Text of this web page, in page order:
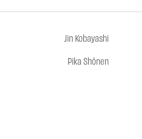
Jin Kobayashi
Pika Shônen